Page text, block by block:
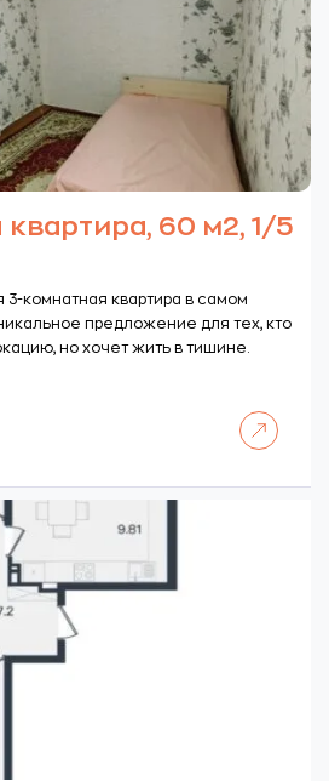
60 м2, 1/5
3-комнатная квартира в самом
предложение для тех, кто
но хочет жить в тишине.